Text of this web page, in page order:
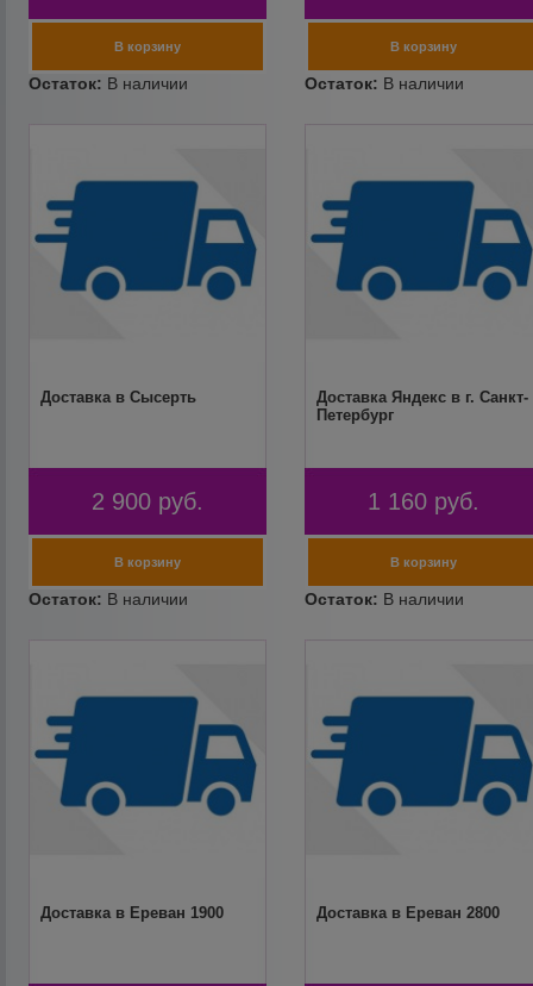
Доставка в Сысерть
2 900 руб.
Доставка Яндекс в г. Санкт-
Петербург
1 160 руб.
Доставка в Ереван 1900 Доставка в Ереван 2800